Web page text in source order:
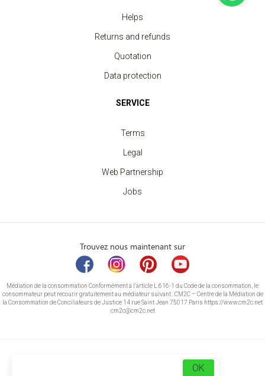
Helps
Returns and refunds
Quotation
Data protection
SERVICE
Terms
Legal
Web Partnership
Jobs
Trouvez nous maintenant sur
Médiation de la consommation Conformément à l’article L.616-1 du Code de la consommation, le
consommateur peut recourir gratuitement au médiateur suivant : CM2C – Centre de la Médiation de
la Consommation de Conciliateurs de Justice 14 rue Saint Jean 75017 Paris https://www.cm2c.net
cm2c@cm2c.net
OK